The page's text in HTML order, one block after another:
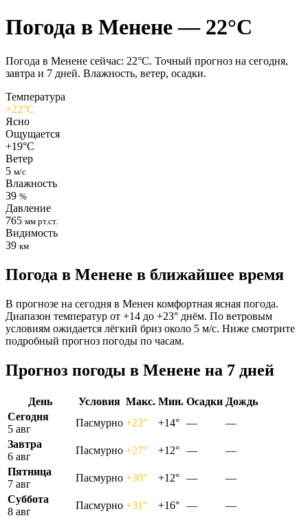
Погода в Менене — 22°C
Погода в Менене сейчас: 22°C. Точный прогноз на сегодня,
завтра и 7 дней. Влажность, ветер, осадки.
Температура
+22°C
Ясно
Ощущается
+19°C
Ветер
5 м/с
Влажность
39 %
Давление
765 мм рт.ст.
Видимость
39 км
Погода в Менене в ближайшее время
В прогнозе на сегодня в Менен комфортная ясная погода.
Диапазон температур от +14 до +23° днём. По ветровым
условиям ожидается лёгкий бриз около 5 м/с. Ниже смотрите
подробный прогноз погоды по часам.
Прогноз погоды в Менене на 7 дней
День Условия Макс. Мин. Осадки Дождь
Сегодня
5 авг
Пасмурно +23° +14° —
—
Завтра
6 авг
Пасмурно +27° +12° —
—
Пятница
7 авг
Пасмурно +30° +12° —
—
Суббота
8 авг
Пасмурно +31° +16° —
—